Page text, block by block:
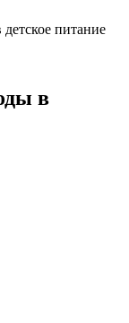
питание
в